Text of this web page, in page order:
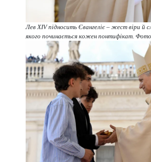
Лев XIV підносить Євангеліє – жест віри й
якого починається кожен понтифікат.